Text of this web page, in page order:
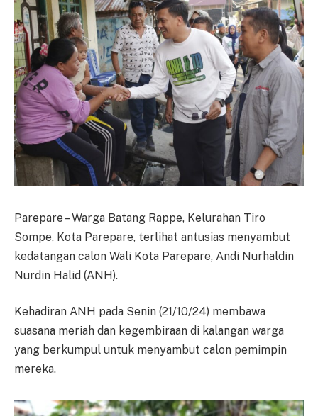
Parepare – Warga Batang Rappe, Kelurahan Tiro
Sompe, Kota Parepare, terlihat antusias menyambut
kedatangan calon Wali Kota Parepare, Andi Nurhaldin
Nurdin Halid (ANH).
Kehadiran ANH pada Senin (21/10/24) membawa
suasana meriah dan kegembiraan di kalangan warga
yang berkumpul untuk menyambut calon pemimpin
mereka.